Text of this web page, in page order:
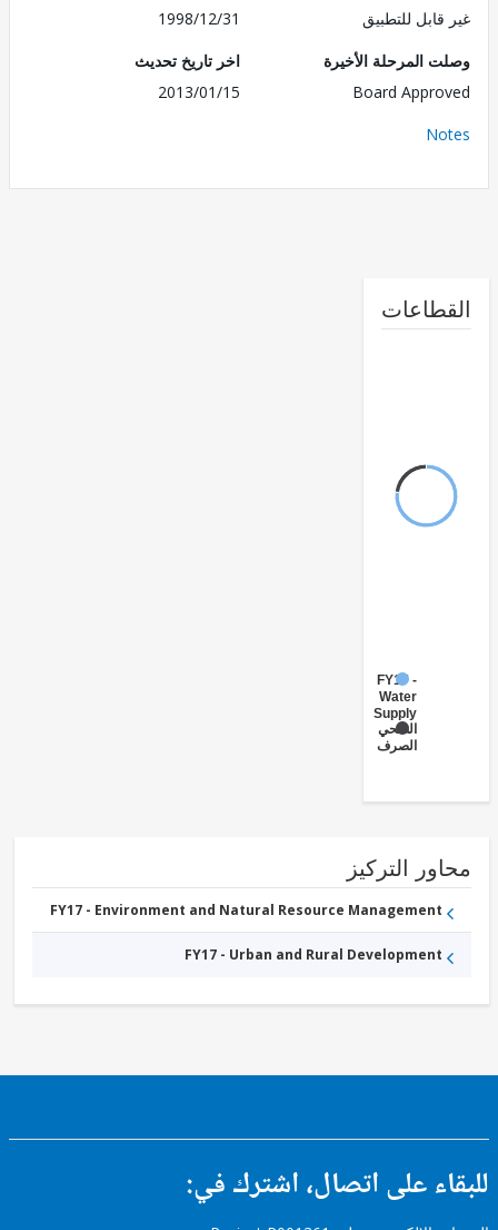
للتطبيق
1998/12/31
المرحلة الأخيرة
Board
اخر تاريخ تحديث
2013/01/15
التركيز
FY17 - Environment and Natural Resource Management
FY17 - Urban and Rural Development
على اتصال، اشترك في: